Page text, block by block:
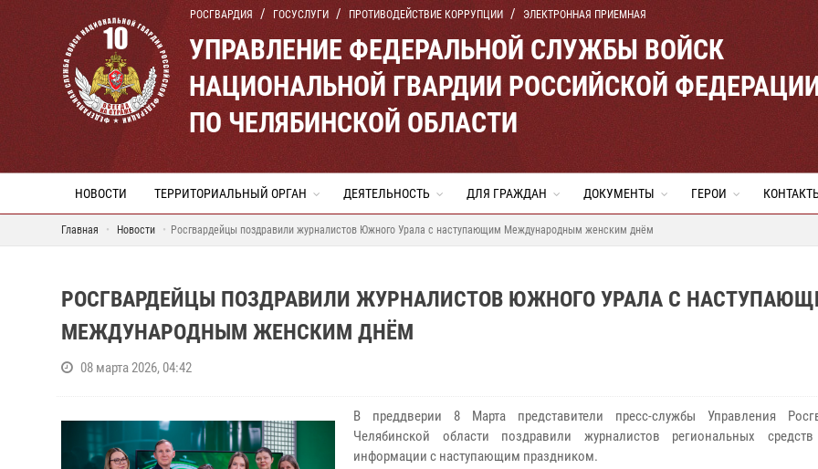
РОСГВАРДИЯ ГОСУСЛУГИ ПРОТИВОДЕЙСТВИЕ КОРРУПЦИИ ЭЛЕКТРОННАЯ ПРИЕМНАЯ
УПРАВЛЕНИЕ ФЕДЕРАЛЬНОЙ СЛУЖБЫ ВОЙСК
НАЦИОНАЛЬНОЙ ГВАРДИИ РОССИЙСКОЙ
ПО ЧЕЛЯБИНСКОЙ ОБЛАСТИ
НОВОСТИ ТЕРРИТОРИАЛЬНЫЙ ОРГАН ДЕЯТЕЛЬНОСТЬ ДЛЯ ГРАЖДАН ДОКУМЕНТЫ ГЕРОИ
Главная Новости Росгвардейцы поздравили журналистов Южного Урала с наступающим Международным женским днём
РОСГВАРДЕЙЦЫ ПОЗДРАВИЛИ ЖУРНАЛИСТОВ ЮЖНОГО УРАЛА С
МЕЖДУНАРОДНЫМ ЖЕНСКИМ ДНЁМ
08 марта 2026, 04:42
В преддверии 8 Марта представители пресс-службы Управления
Челябинской области поздравили журналистов региональных
информации с наступающим праздником.